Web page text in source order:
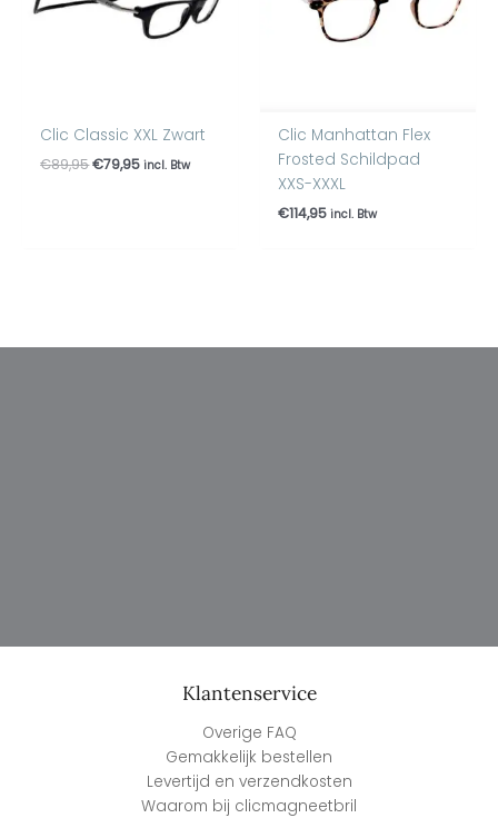
Clic Classic XXL Zwart
€89,95€79,95 incl. Btw
Clic Manhattan Flex
Frosted Schildpad
XXS-XXXL
€114,95 incl. Btw
Klantenservice
Overige FAQ
Gemakkelijk bestellen
Levertijd en verzendkosten
Waarom bij clicmagneetbril